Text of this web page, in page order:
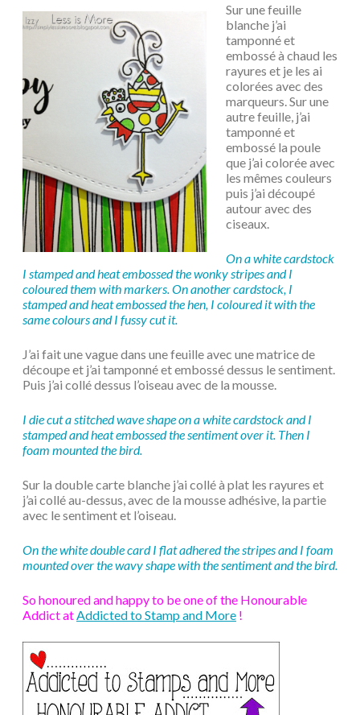
Sur une feuille
blanche j’ai
tamponné et
embossé à chaud les
rayures et je les ai
colorées avec des
marqueurs. Sur une
autre feuille, j’ai
tamponné et
embossé la poule
que j’ai colorée avec
les mêmes couleurs
puis j’ai découpé
autour avec des
ciseaux.
On a white cardstock
I stamped and heat embossed the wonky stripes and I
coloured them with markers. On another cardstock, I
stamped and heat embossed the hen, I coloured it with the
same colours and I fussy cut it.
J’ai fait une vague dans une feuille avec une matrice de
découpe et j’ai tamponné et embossé dessus le sentiment.
Puis j’ai collé dessus l’oiseau avec de la mousse.
I die cut a stitched wave shape on a white cardstock and I
stamped and heat embossed the sentiment over it. Then I
foam mounted the bird.
Sur la double carte blanche j’ai collé à plat les rayures et
j’ai collé au-dessus, avec de la mousse adhésive, la partie
avec le sentiment et l’oiseau.
On the white double card I flat adhered the stripes and I foam
mounted over the wavy shape with the sentiment and the bird.
So honoured and happy to be one of the Honourable
Addict at Addicted to Stamp and More !